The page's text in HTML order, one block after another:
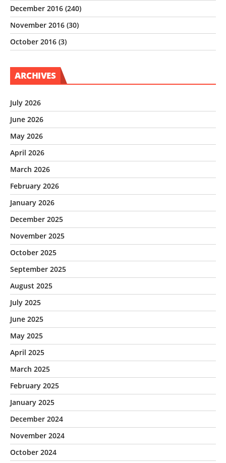
December 2016 (240)
November 2016 (30)
October 2016 (3)
ARCHIVES
July 2026
June 2026
May 2026
April 2026
March 2026
February 2026
January 2026
December 2025
November 2025
October 2025
September 2025
August 2025
July 2025
June 2025
May 2025
April 2025
March 2025
February 2025
January 2025
December 2024
November 2024
October 2024